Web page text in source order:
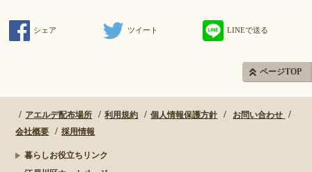
シェア ツイート LINEで送る
ページTOP
アエルデ配布場所 利用規約 個人情報保護方針
お問い合わせ
会社概要
採用情報
暮らしお役立ちリンク